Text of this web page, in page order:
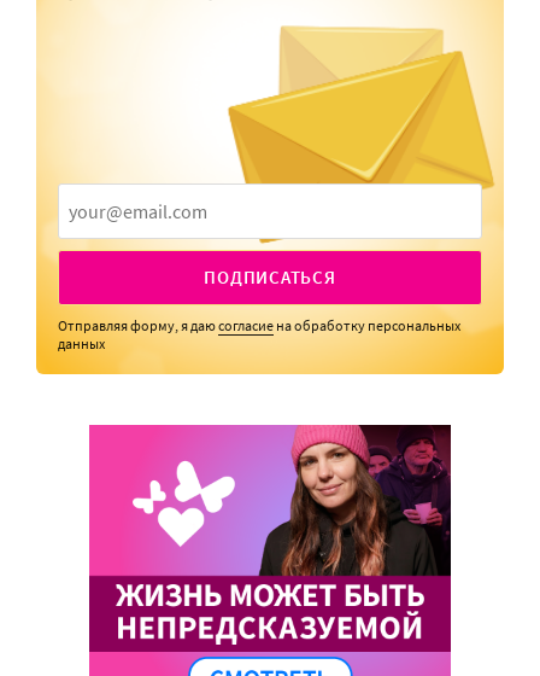
ПОДПИСАТЬСЯ
Отправляя форму, я даюсогласие на обработку персональных
данных